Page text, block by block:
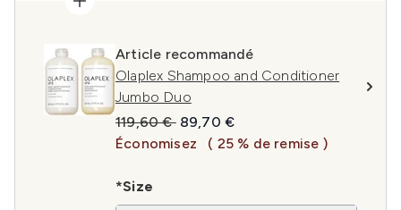
Article recommandé
Olaplex Shampoo and Conditioner
Jumbo Duo
Prix de vente :
119,60 € Prix ​​actuel :
89,70 €
Économisez
( 25 % de remise )
*Size